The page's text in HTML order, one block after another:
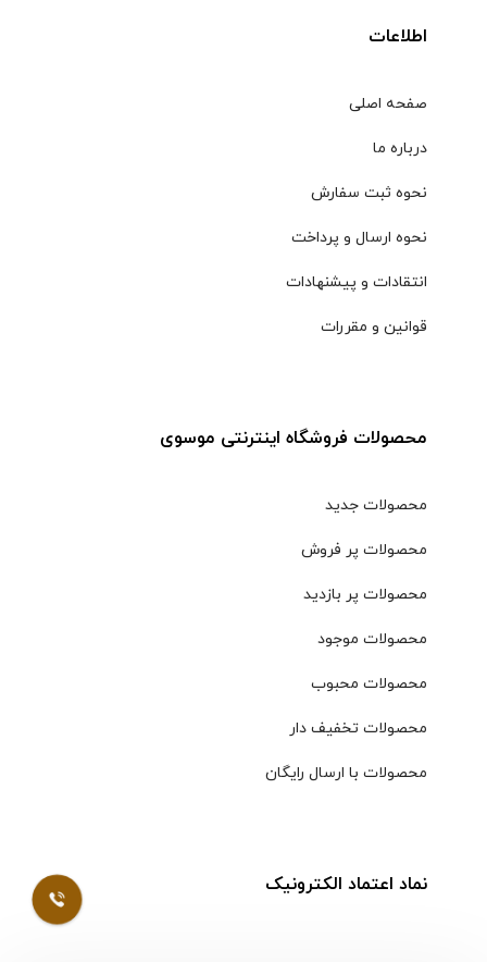
اطلاعات
صفحه اصلی
درباره ما
نحوه ثبت سفارش
نحوه ارسال و پرداخت
انتقادات و پیشنهادات
قوانین و مقررات
محصولات فروشگاه اینترنتی موسوی
محصولات جدید
محصولات پر فروش
محصولات پر بازدید
محصولات موجود
محصولات محبوب
محصولات تخفیف دار
محصولات با ارسال رایگان
نماد اعتماد الکترونیک